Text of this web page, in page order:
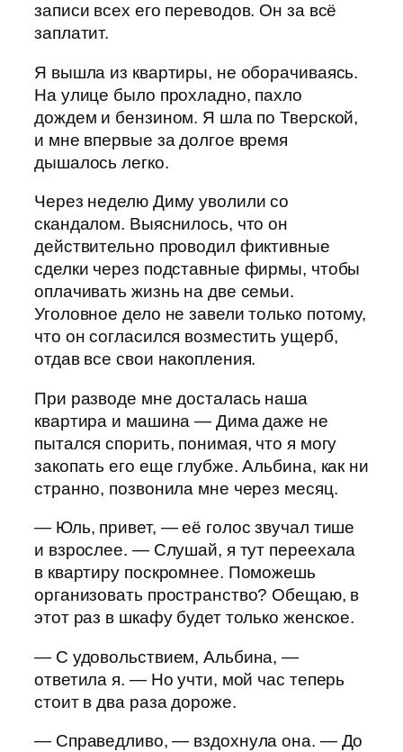
записи всех его переводов. Он за всё
заплатит.
Я вышла из квартиры, не оборачиваясь.
На улице было прохладно, пахло
дождем и бензином. Я шла по Тверской,
и мне впервые за долгое время
дышалось легко.
Через неделю Диму уволили со
скандалом. Выяснилось, что он
действительно проводил фиктивные
сделки через подставные фирмы, чтобы
оплачивать жизнь на две семьи.
Уголовное дело не завели только потому,
что он согласился возместить ущерб,
отдав все свои накопления.
При разводе мне досталась наша
квартира и машина — Дима даже не
пытался спорить, понимая, что я могу
закопать его еще глубже. Альбина, как ни
странно, позвонила мне через месяц.
— Юль, привет, — её голос звучал тише
и взрослее. — Слушай, я тут переехала
в квартиру поскромнее. Поможешь
организовать пространство? Обещаю, в
этот раз в шкафу будет только женское.
— С удовольствием, Альбина, —
ответила я. — Но учти, мой час теперь
стоит в два раза дороже.
— Справедливо, — вздохнула она. — До